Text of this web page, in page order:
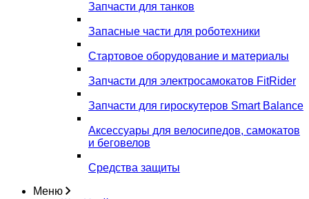
Запчасти для танков
Запасные части для роботехники
Стартовое оборудование и материалы
Запчасти для электросамокатов FitRider
Запчасти для гироскутеров Smart Balance
Аксессуары для велосипедов, самокатов
и беговелов
Средства защиты
Меню